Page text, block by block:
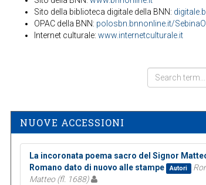
Sito della biblioteca digitale della BNN:
OPAC della BNN: polosbn.bnnonline.it/
Internet culturale: www.internetculturale.it
NUOVE ACCESSIONI
La incoronata poema sacro del Signor
Romano dato di nuovo alle stampe
Autori
Matteo (fl. 1688)